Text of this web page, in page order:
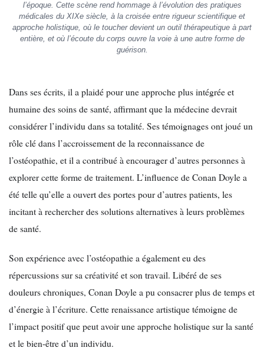
l’époque. Cette scène rend hommage à l’évolution des pratiques
médicales du XIXe siècle, à la croisée entre rigueur scientifique et
approche holistique, où le toucher devient un outil thérapeutique à part
entière, et où l’écoute du corps ouvre la voie à une autre forme de
guérison.
Dans ses écrits, il a plaidé pour une approche plus intégrée et
humaine des soins de santé, affirmant que la médecine devrait
considérer l’individu dans sa totalité. Ses témoignages ont joué un
rôle clé dans l’accroissement de la reconnaissance de
l’ostéopathie, et il a contribué à encourager d’autres personnes à
explorer cette forme de traitement. L’influence de Conan Doyle a
été telle qu’elle a ouvert des portes pour d’autres patients, les
incitant à rechercher des solutions alternatives à leurs problèmes
de santé.
Son expérience avec l’ostéopathie a également eu des
répercussions sur sa créativité et son travail. Libéré de ses
douleurs chroniques, Conan Doyle a pu consacrer plus de temps et
d’énergie à l’écriture. Cette renaissance artistique témoigne de
l’impact positif que peut avoir une approche holistique sur la santé
et le bien-être d’un individu.